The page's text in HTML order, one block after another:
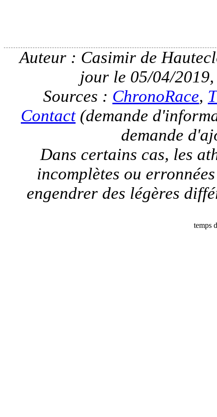
Auteur : Casimir de
jour le 05/04/
Sources : ChronoRace,
Contact(demande
demande
Dans certains cas, les
incomplètes ou
engendrer des légères
temps